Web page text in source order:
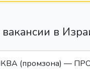
в
(промзона) —